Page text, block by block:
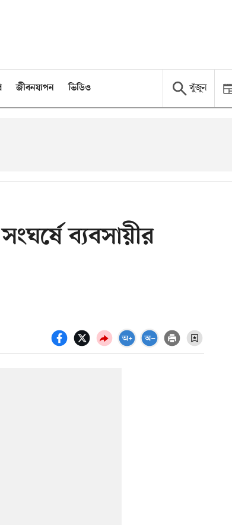
জীবনযাপন ভিডিও খুঁজুন
ব্যবসায়ীর